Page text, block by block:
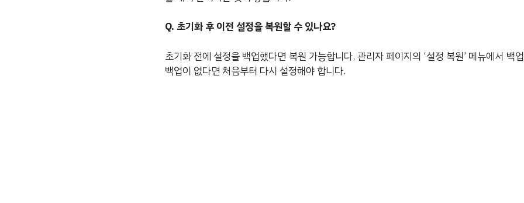
Q. 초기화 후 이전 설정을 복원할 수 있나요?
초기화 전에 설정을 백업했다면 복원 가능합니다. 관리자 페이지의 ‘설정 복원’ 메뉴에서 백
백업이 없다면 처음부터 다시 설정해야 합니다.